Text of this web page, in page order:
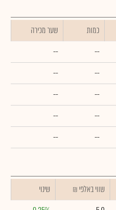
כמות
שער מכירה
--
--
--
--
--
--
--
--
--
--
₪ שווי באלפי
שינוי